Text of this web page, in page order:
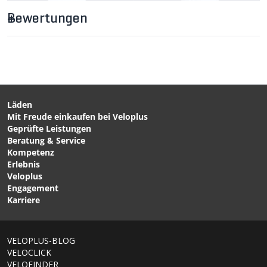
Regenhose Black von
Regenjacke Kurkuma von
CHF 229.00
WPM COLIBRI Herren-
Regenhose Black von
LÖFFLER
CHF 139.00
Bewertungen
Läden
Mit Freude einkaufen bei Veloplus
Geprüfte Leistungen
Beratung & Service
Kompetenz
Erlebnis
Veloplus
Engagement
Karriere
VELOPLUS-BLOG
VELOCLICK
VELOFINDER